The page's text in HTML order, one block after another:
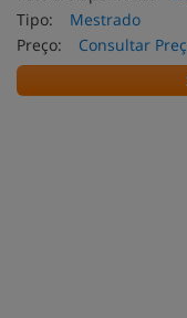
Tipo:
Mestrado
Preço:
Consultar